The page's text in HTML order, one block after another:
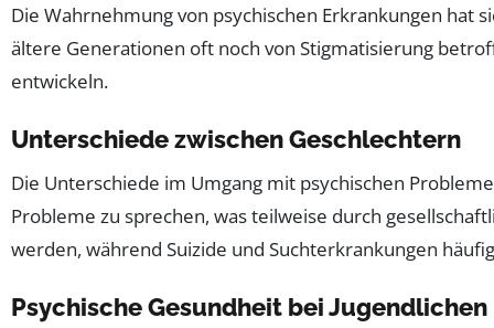
Die Wahrnehmung von psychischen Erkrankungen hat
ältere Generationen oft noch von Stigmatisierung
entwickeln.
Unterschiede zwischen Geschlechtern
Die Unterschiede im Umgang mit psychischen
Probleme zu sprechen, was teilweise durch
werden, während Suizide und Suchterkrankungen
Psychische Gesundheit bei Jugendlichen